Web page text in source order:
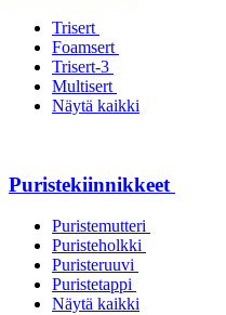
Trisert
Foamsert
Trisert-3
Multisert
Näytä kaikki
Puristekiinnikkeet
Puristemutteri
Puristeholkki
Puristeruuvi
Puristetappi
Näytä kaikki